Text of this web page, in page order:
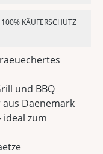
und BBQ
aus Daenemark
zum
100% KÄUFERSCHUTZ